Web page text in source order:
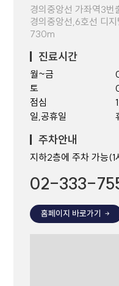
경의중앙선 가좌역3
경의중앙선,6호선 디
730m
진료시간
월~금
토
점심
일,공휴일
주차안내
지하2층에 주차 가능
02-333-
홈페이지 바로가기